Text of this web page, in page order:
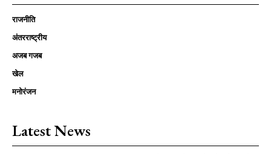
राजनीति
अंतरराष्ट्रीय
अजब गजब
खेल
मनोरंजन
Latest News